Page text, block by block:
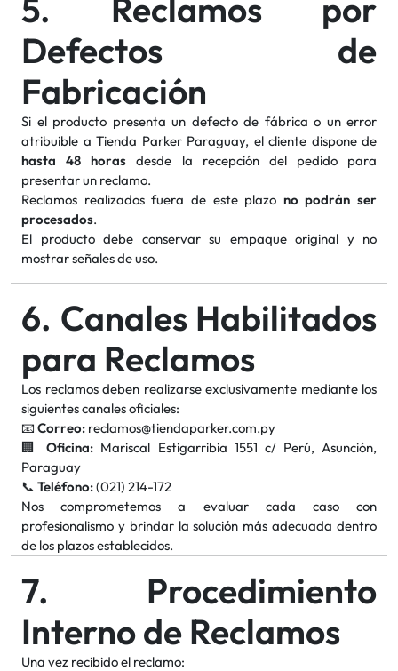
5. Reclamos por
Defectos de
Fabricación
Si el producto presenta un defecto de fábrica o un error
atribuible a Tienda Parker Paraguay, el cliente dispone de
hasta 48 horas desde la recepción del pedido para
presentar un reclamo.
Reclamos realizados fuera de este plazo no podrán ser
procesados.
El producto debe conservar su empaque original y no
mostrar señales de uso.
6. Canales Habilitados
para Reclamos
Los reclamos deben realizarse exclusivamente mediante los
siguientes canales oficiales:
📧 Correo: reclamos@tiendaparker.com.py
🏢Oficina: Mariscal Estigarribia 1551 c/ Perú, Asunción,
Paraguay
📞 Teléfono:(021) 214-172
Nos comprometemos a evaluar cada caso con
profesionalismo y brindar la solución más adecuada dentro
de los plazos establecidos.
7. Procedimiento
Interno de Reclamos
Una vez recibido el reclamo: